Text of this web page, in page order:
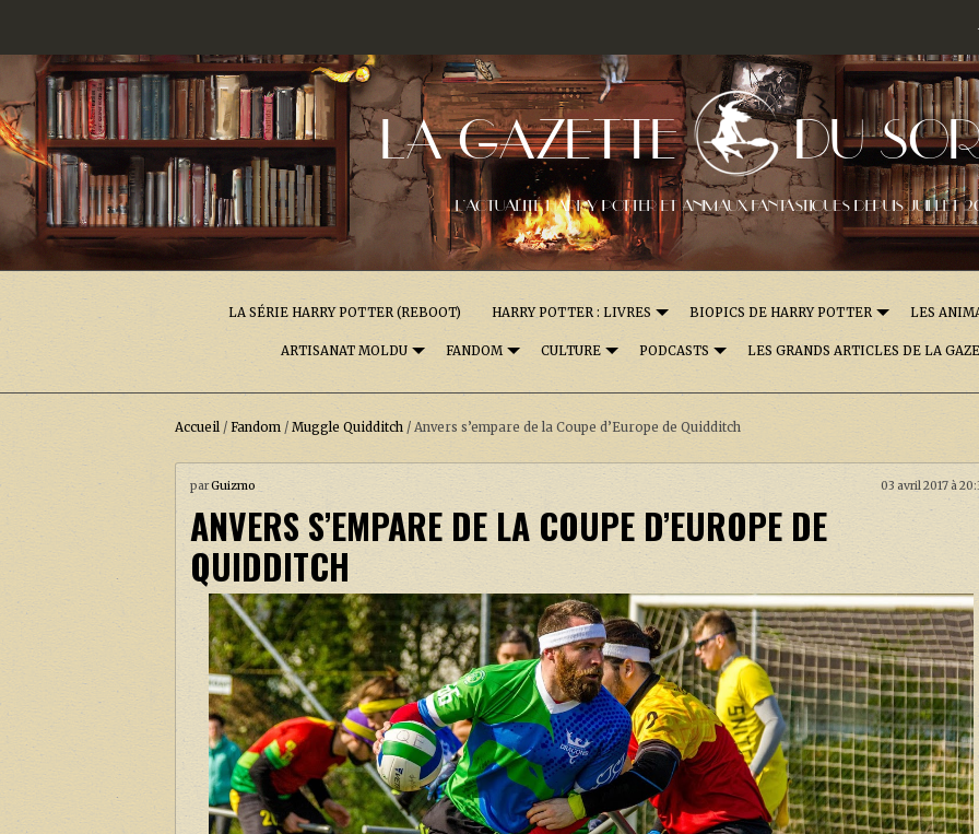
LA GAZETTE DU
L'ACTUALITÉ HARRY POTTER ET ANIMAUX FANTASTIQUES DEPUIS JUILLET
LA SÉRIE HARRY POTTER (REBOOT) HARRY POTTER : LIVRES BIOPICS DE HARRY POTTER LES
ARTISANAT MOLDU FANDOM CULTURE PODCASTS LES GRANDS ARTICLES DE LA
Accueil /Fandom /Muggle Quidditch /Anvers s’empare de la Coupe d’Europe de Quidditch
parGuizmo 03 avril 2017 à
ANVERS S’EMPARE DE LA COUPE D’EUROPE DE
QUIDDITCH